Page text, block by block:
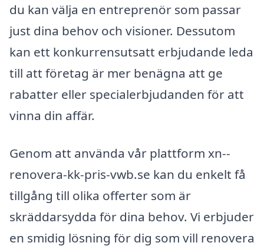
du kan välja en entreprenör som passar
just dina behov och visioner. Dessutom
kan ett konkurrensutsatt erbjudande leda
till att företag är mer benägna att ge
rabatter eller specialerbjudanden för att
vinna din affär.
Genom att använda vår plattform xn--
renovera-kk-pris-vwb.se kan du enkelt få
tillgång till olika offerter som är
skräddarsydda för dina behov. Vi erbjuder
en smidig lösning för dig som vill renovera